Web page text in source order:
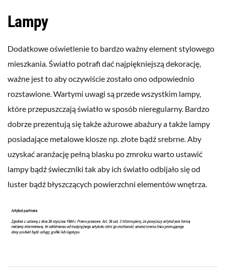
Lampy
Dodatkowe oświetlenie to bardzo ważny element stylowego
mieszkania. Światło potrafi dać najpiękniejszą dekorację,
ważne jest to aby oczywiście zostało ono odpowiednio
rozstawione. Wartymi uwagi są przede wszystkim lampy,
które przepuszczają światło w sposób nieregularny. Bardzo
dobrze prezentują się także ażurowe abażury a także lampy
posiadające metalowe klosze np. złote bądź srebrne. Aby
uzyskać aranżację pełną blasku po zmroku warto ustawić
lampy bądź świeczniki tak aby ich światło odbijało się od
luster bądź błyszczących powierzchni elementów wnętrza.